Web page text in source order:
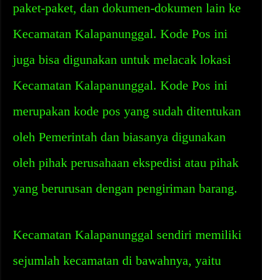
paket-paket, dan dokumen-dokumen lain ke
Kecamatan Kalapanunggal. Kode Pos ini
juga bisa digunakan untuk melacak lokasi
Kecamatan Kalapanunggal. Kode Pos ini
merupakan kode pos yang sudah ditentukan
oleh Pemerintah dan biasanya digunakan
oleh pihak perusahaan ekspedisi atau pihak
yang berurusan dengan pengiriman barang.
Kecamatan Kalapanunggal sendiri memiliki
sejumlah kecamatan di bawahnya, yaitu